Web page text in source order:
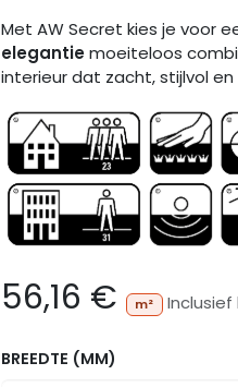
Met AW Secret kies je voor
elegantiemoeiteloos
interieur dat zacht, stijlvol
56,16 € m²
BREEDTE (MM)